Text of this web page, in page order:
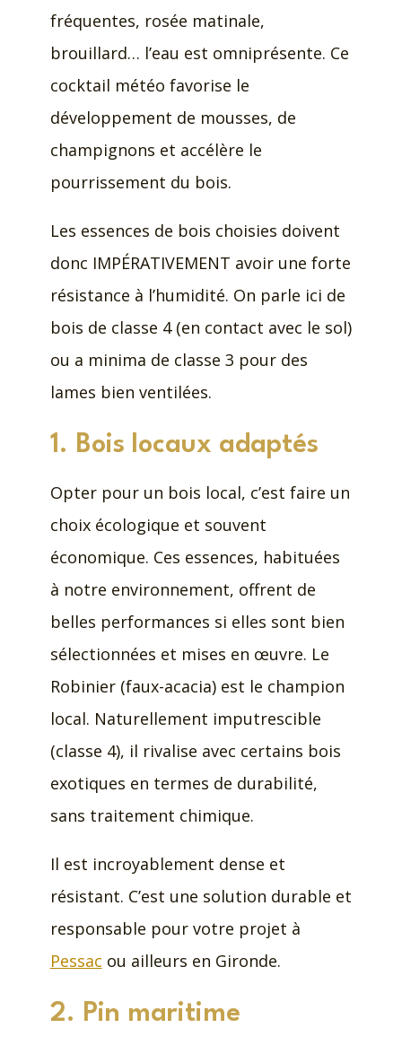
fréquentes, rosée matinale,
brouillard… l’eau est omniprésente. Ce
cocktail météo favorise le
développement de mousses, de
champignons et accélère le
pourrissement du bois.
Les essences de bois choisies doivent
donc IMPÉRATIVEMENT avoir une forte
résistance à l’humidité. On parle ici de
bois de classe 4 (en contact avec le sol)
ou a minima de classe 3 pour des
lames bien ventilées.
1. Bois locaux adaptés
Opter pour un bois local, c’est faire un
choix écologique et souvent
économique. Ces essences, habituées
à notre environnement, offrent de
belles performances si elles sont bien
sélectionnées et mises en œuvre. Le
Robinier (faux-acacia) est le champion
local. Naturellement imputrescible
(classe 4), il rivalise avec certains bois
exotiques en termes de durabilité,
sans traitement chimique.
Il est incroyablement dense et
résistant. C’est une solution durable et
responsable pour votre projet à
Pessac ou ailleurs en Gironde.
2. Pin maritime